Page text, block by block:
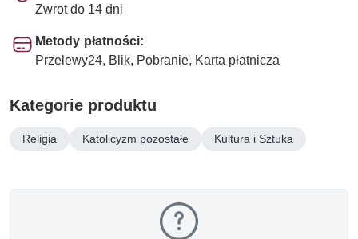
Zwrot do 14 dni
Metody płatności:
Przelewy24, Blik, Pobranie, Karta płatnicza
Kategorie produktu
Religia Katolicyzm pozostałe Kultura i Sztuka